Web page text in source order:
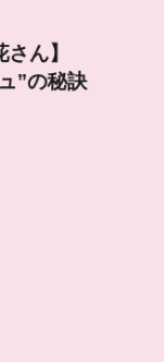
ん】
の秘訣